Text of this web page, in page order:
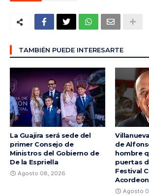
TAMBIÉN PUEDE INTERESARTE
La Guajira será sede del
primer Consejo de
Ministros del Gobierno de
De la Espriella
Agosto 08, 2026
de
hombre
puertas
Festival
Agosto